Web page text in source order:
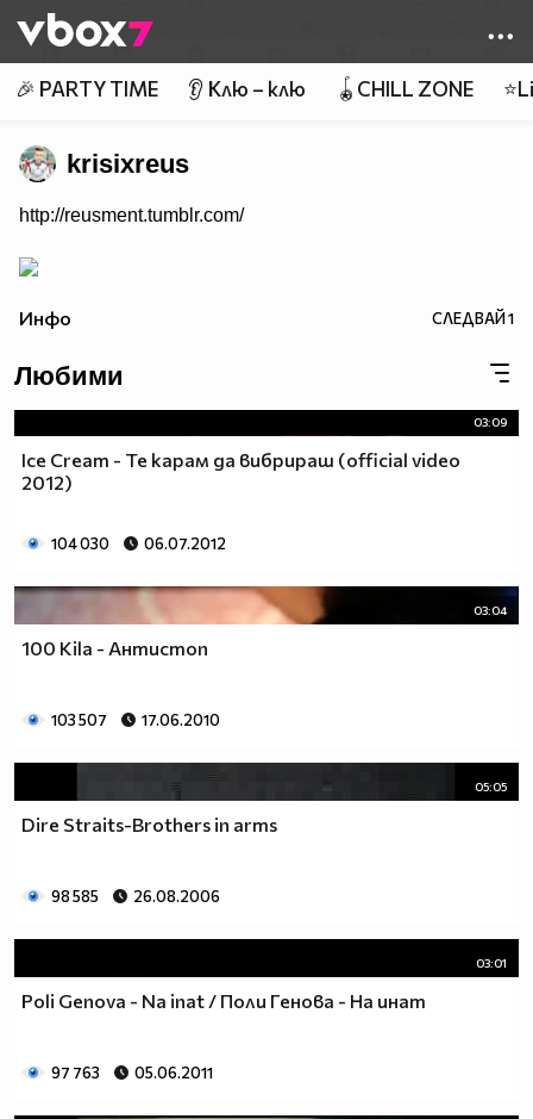
👾
🎉 PARTY TIME 👂 Клю – клю 🪀CHILL ZONE
krisixreus
http://reusment.tumblr.com/
Инфо СЛЕДВАЙ1
Любими
03:09
Ice Cream - Те карам да вибрираш (official video
2012)
104 030 06.07.2012
03:04
100 Kila - Антистоп
103 507 17.06.2010
05:05
Dire Straits-Brothers in arms
98 585 26.08.2006
03:01
Poli Genova - Na inat / Поли Генова - На инат
97 763 05.06.2011